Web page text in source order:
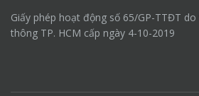
Giấy phép hoạt động số 65/GP-TTĐT
thông TP. HCM cấp ngày 4-10-2019